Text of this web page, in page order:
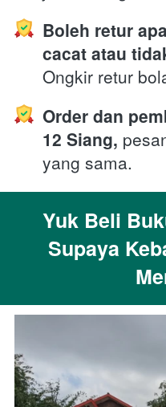
Boleh retur
cacat atau
Ongkir retur
Order dan
12 Siang,
yang sama.
Yuk Beli
Supaya